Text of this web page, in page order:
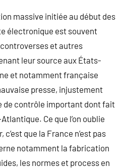
massive initiée au début des
électronique est souvent
et autres
leur source aux États-
et notamment française
presse, injustement
de contrôle important dont fait
Ce que l’on oublie
que la France n’est pas
notamment la fabrication
les normes et process en